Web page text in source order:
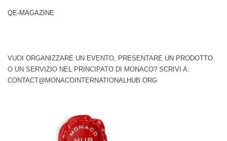
QE-MAGAZINE
VUOI ORGANIZZARE UN EVENTO, PRESENTARE UN PRODOTTO
O UN SERVIZIO NEL PRINCIPATO DI MONACO? SCRIVI A:
CONTACT@MONACOINTERNATIONALHUB.ORG